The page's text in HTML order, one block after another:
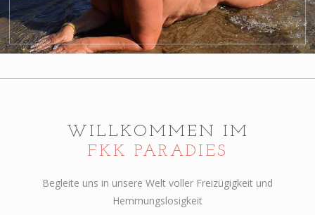
Mitgliederlogin
Steckbrief
WILLKOMMEN IM
FKK PARADIES
Begleite uns in unsere Welt voller Freizügigkeit und
Hemmungslosigkeit